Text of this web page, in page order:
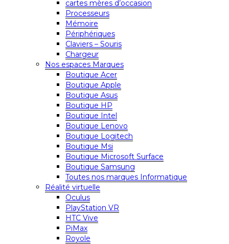
cartes mères d’occasion
Processeurs
Mémoire
Périphériques
Claviers – Souris
Chargeur
Nos espaces Marques
Boutique Acer
Boutique Apple
Boutique Asus
Boutique HP
Boutique Intel
Boutique Lenovo
Boutique Logitech
Boutique Msi
Boutique Microsoft Surface
Boutique Samsung
Toutes nos marques Informatique
Réalité virtuelle
Oculus
PlayStation VR
HTC Vive
PiMax
Royole